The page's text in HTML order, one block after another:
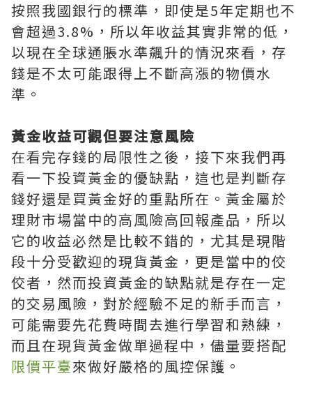
按照我國銀行的標準，即使是5年定期也不
會超過3.8%，所以年收益其實非常的低，
以現在全球通脹水準飆升的情況來看，存
錢是不太可能跟得上不斷高漲的物價水
準。
黃金收益可觀但要注意風險
在看完存錢的局限性之後，接下來我們再
看一下投資黃金的優缺點，這也是判斷存
錢好還是買黃金好的重點所在。黃金屬於
理財市場當中的高風險高回報產品，所以
它的收益必然是比較不錯的，尤其是現階
段十分受歡迎的現貨黃金，更是當中的佼
佼者，然而投資黃金的缺點就是存在一定
的交易風險，對於經驗不足的新手而言，
可能需要先花費時間去進行學習和熟練，
而且在現貨黃金做單過程中，儘量要搭配
限價平臺來做好嚴格的風控保護。